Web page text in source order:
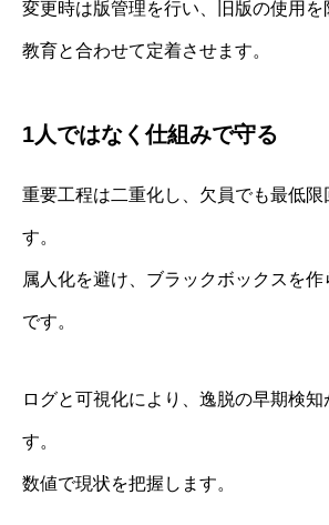
変更時は版管理を行い、旧版の使用を
教育と合わせて定着させます。
1人ではなく仕組みで守る
重要工程は二重化し、欠員でも最低限
す。
属人化を避け、ブラックボックスを
です。
ログと可視化により、逸脱の早期検知
す。
数値で現状を把握します。